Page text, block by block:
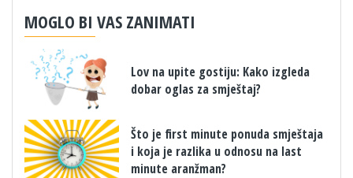
MOGLO BI VAS ZANIMATI
​Lov na upite gostiju: Kako izgleda
dobar oglas za smještaj?
Što je first minute ponuda smještaja
i koja je razlika u odnosu na last
minute aranžman?